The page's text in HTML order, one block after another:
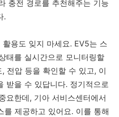
충전 경로를 추천해주는 기능
.
용도 잊지 마세요. EV5는 스
태를 실시간으로 모니터링할
전압 등을 확인할 수 있고, 이
받을 수 있답니다. 정기적으로
요한데, 기아 서비스센터에서
를 제공하고 있어요. 이를 통해